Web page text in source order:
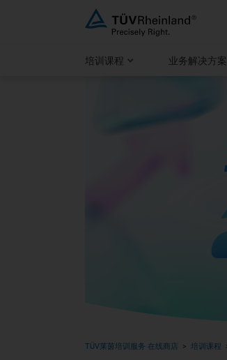
跳
内
培训课程 业务解决方案
TÜV莱茵培训服务 在线商店 培训课程